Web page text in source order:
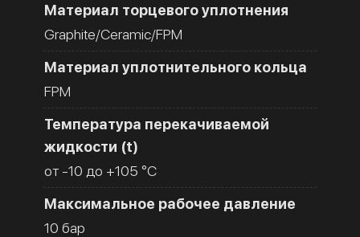
Материал торцевого уплотнения
Graphite/Ceramic/FPM
Материал уплотнительного кольца
FPM
Температура перекачиваемой
жидкости (t)
от -10 до +105 °C
Максимальное рабочее давление
10 бар